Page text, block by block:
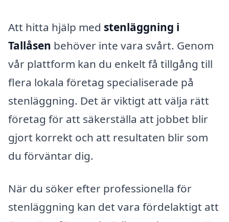
Att hitta hjälp med stenläggning i
Tallåsen behöver inte vara svårt. Genom
vår plattform kan du enkelt få tillgång till
flera lokala företag specialiserade på
stenläggning. Det är viktigt att välja rätt
företag för att säkerställa att jobbet blir
gjort korrekt och att resultaten blir som
du förväntar dig.
När du söker efter professionella för
stenläggning kan det vara fördelaktigt att